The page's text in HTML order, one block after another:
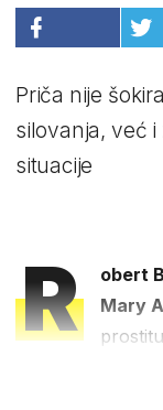
Priča nije
silovanja, već
situacije
R obert
Mary